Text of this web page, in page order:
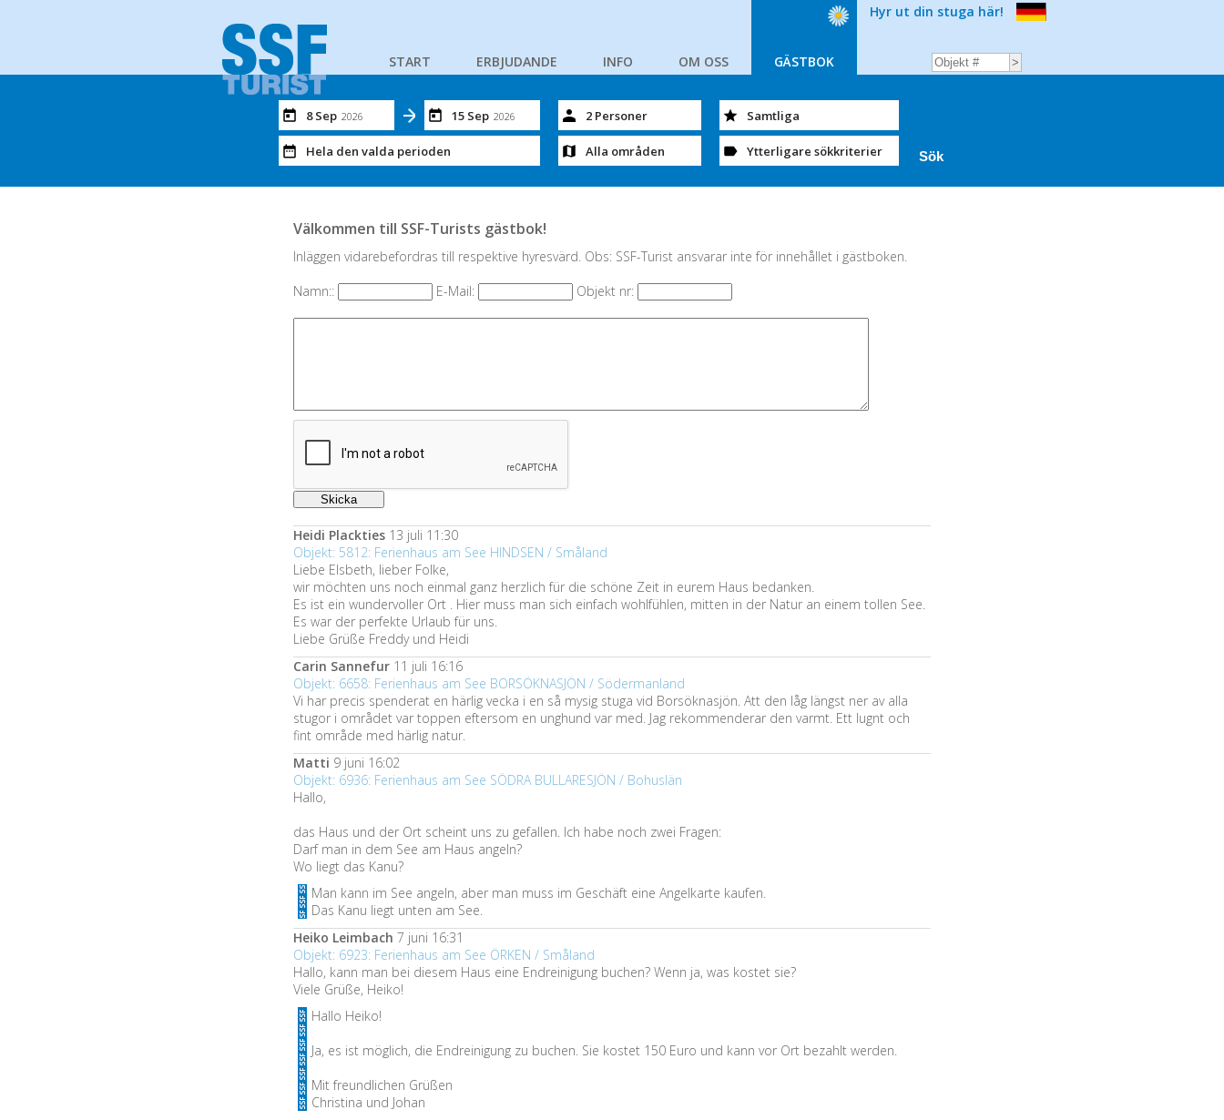
START ERBJUDANDE INFO OM OSS GÄSTBOK
Hyr ut din stuga här!
8 Sep 2026 15 Sep 2026
Hela den valda perioden
2 Personer
Alla områden
Samtliga
Ytterligare sökkriterier
Välkommen till SSF-Turists gästbok!
Inläggen vidarebefordras till respektive hyresvärd. Obs: SSF-Turist ansvarar inte för innehållet i gästboken.
Namn::
E-Mail: Objekt nr:
Heidi Plackties 13 juli 11:30
Objekt: 5812: Ferienhaus am See HINDSEN / Småland
Liebe Elsbeth, lieber Folke,
wir möchten uns noch einmal ganz herzlich für die schöne Zeit in eurem Haus bedanken.
Es ist ein wundervoller Ort . Hier muss man sich einfach wohlfühlen, mitten in der Natur an einem tollen See.
Es war der perfekte Urlaub für uns.
Liebe Grüße Freddy und Heidi
Carin Sannefur 11 juli 16:16
Objekt: 6658: Ferienhaus am See BORSÖKNASJÖN / Södermanland
Vi har precis spenderat en härlig vecka i en så mysig stuga vid Borsöknasjön. Att den låg längst ner av alla
stugor i området var toppen eftersom en unghund var med. Jag rekommenderar den varmt. Ett lugnt och
fint område med härlig natur.
Matti 9 juni 16:02
Objekt: 6936: Ferienhaus am See SÖDRA BULLARESJÖN / Bohuslän
Hallo,
das Haus und der Ort scheint uns zu gefallen. Ich habe noch zwei Fragen:
Darf man in dem See am Haus angeln?
Wo liegt das Kanu?
Man kann im See angeln, aber man muss im Geschäft eine Angelkarte kaufen.
Das Kanu liegt unten am See.
Heiko Leimbach 7 juni 16:31
Objekt: 6923: Ferienhaus am See ÖRKEN / Småland
Hallo, kann man bei diesem Haus eine Endreinigung buchen? Wenn ja, was kostet sie?
Viele Grüße, Heiko!
Hallo Heiko!
Ja, es ist möglich, die Endreinigung zu buchen. Sie kostet 150 Euro und kann vor Ort bezahlt werden.
Mit freundlichen Grüßen
Christina und Johan